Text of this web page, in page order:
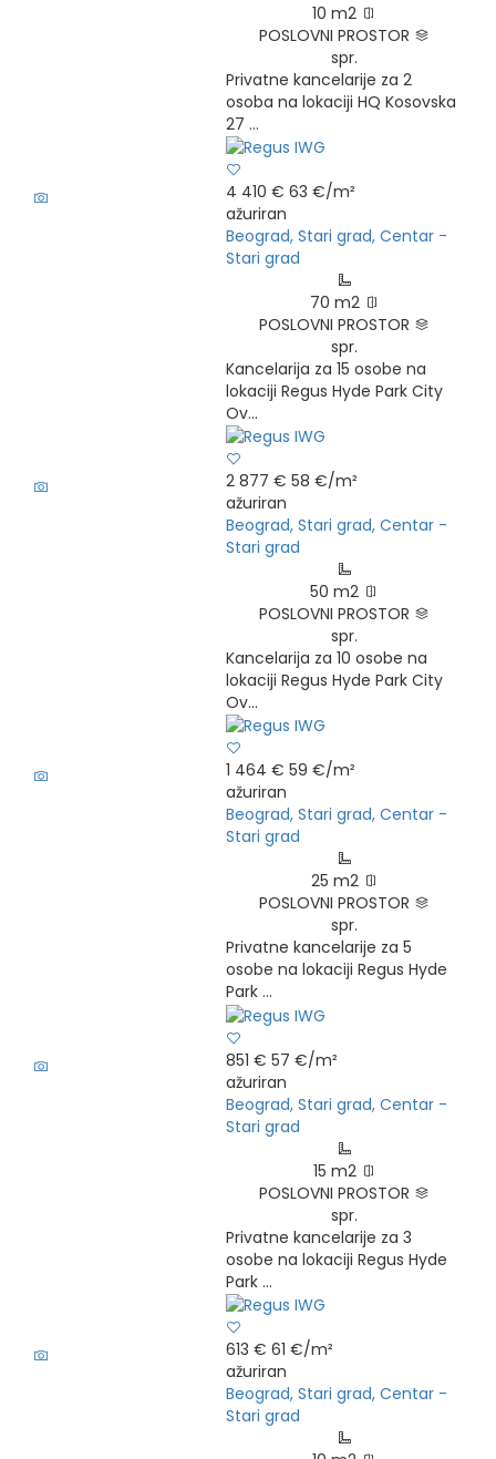
10 m2
POSLOVNI PROSTOR
spr.
Privatne kancelarije za 2
osoba na lokaciji HQ Kosovska
27 ...
4 410 € 63 €/m²
ažuriran
Beograd, Stari grad, Centar -
Stari grad
70 m2
POSLOVNI PROSTOR
spr.
Kancelarija za 15 osobe na
lokaciji Regus Hyde Park City
Ov...
2 877 € 58 €/m²
ažuriran
Beograd, Stari grad, Centar -
Stari grad
50 m2
POSLOVNI PROSTOR
spr.
Kancelarija za 10 osobe na
lokaciji Regus Hyde Park City
Ov...
1 464 € 59 €/m²
ažuriran
Beograd, Stari grad, Centar -
Stari grad
25 m2
POSLOVNI PROSTOR
spr.
Privatne kancelarije za 5
osobe na lokaciji Regus Hyde
Park ...
851 € 57 €/m²
ažuriran
Beograd, Stari grad, Centar -
Stari grad
15 m2
POSLOVNI PROSTOR
spr.
Privatne kancelarije za 3
osobe na lokaciji Regus Hyde
Park ...
613 € 61 €/m²
ažuriran
Beograd, Stari grad, Centar -
Stari grad